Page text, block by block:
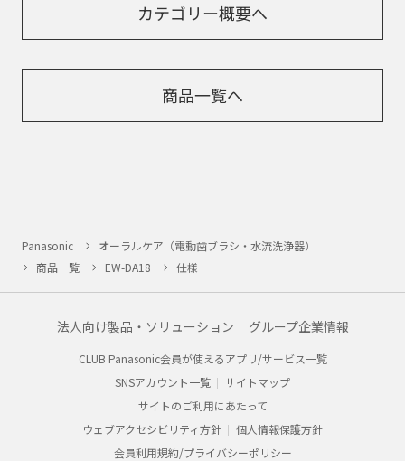
カテゴリー概要へ
商品一覧へ
Panasonic
オーラルケア（電動歯ブラシ・水流洗浄器）
商品一覧
EW-DA18 仕様
法人向け製品・ソリューション グループ企業情報
CLUB Panasonic会員が使えるアプリ/サービス一覧
SNSアカウント一覧
サイトマップ
サイトのご利用にあたって
ウェブアクセシビリティ方針
個人情報保護方針
会員利用規約/プライバシーポリシー